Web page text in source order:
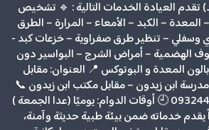
العيادة الخدمات التالية : 🔹 تشخيص
– الكبد – الأمعاء – المرارة – الطرق
وسفلي – تنظير طرق صفراوية – خزعات كبد -
الهضمية – أمراض الشرج – البواسير دون
بالون المعدة و البوتوكس 📍 العنوان: مقابل
ابن زيدون – مقابل مكتب ابن زيدون 📞
للحجز والاستفسار: 0932445251 🕘 أوقات الدوام: يوميًا (عدا الجمعة )
حتى ٥ عصراً يقدم خدماته ضمن بيئة طبية حديثة وآمنة،